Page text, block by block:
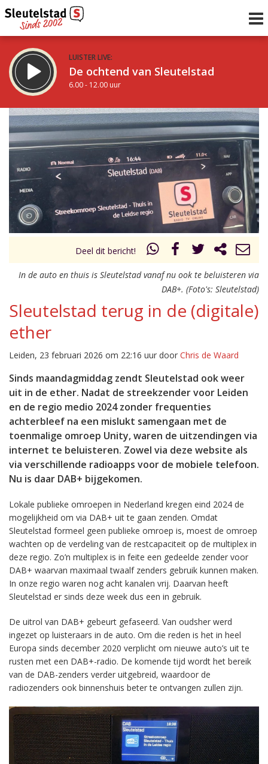
LUISTER LIVE:
De ochtend van Sleutelstad
6.00 - 12.00 uur
STRAKS:
De middag van Sleutelstad
12.00 - 18.00 uur
Vorig uur
uur 1 van 0 Volgend uur
Deel dit bericht!
In de auto en thuis is Sleutelstad vanaf nu ook te beluisteren via
DAB+. (Foto's: Sleutelstad)
Sleutelstad terug in de (digitale)
ether
Leiden, 23 februari 2026 om 22:16 uur door Chris de Waard
Sinds maandagmiddag zendt Sleutelstad ook weer
uit in de ether. Nadat de streekzender voor Leiden
en de regio medio 2024 zonder frequenties
achterbleef na een mislukt samengaan met de
toenmalige omroep Unity, waren de uitzendingen via
internet te beluisteren. Zowel via deze website als
via verschillende radioapps voor de mobiele telefoon.
Nu is daar DAB+ bijgekomen.
Lokale publieke omroepen in Nederland kregen eind 2024 de
mogelijkheid om via DAB+ uit te gaan zenden. Omdat
Sleutelstad formeel geen publieke omroep is, moest de omroep
wachten op de verdeling van de restcapaciteit op de multiplex in
deze regio. Zo’n multiplex is in feite een gedeelde zender voor
DAB+ waarvan maximaal twaalf zenders gebruik kunnen maken.
In onze regio waren nog acht kanalen vrij. Daarvan heeft
Sleutelstad er sinds deze week dus een in gebruik.
De uitrol van DAB+ gebeurt gefaseerd. Van oudsher werd
ingezet op luisteraars in de auto. Om die reden is het in heel
Europa sinds december 2020 verplicht om nieuwe auto’s uit te
rusten met een DAB+-radio. De komende tijd wordt het bereik
van de DAB-zenders verder uitgebreid, waardoor de
radiozenders ook binnenshuis beter te ontvangen zullen zijn.